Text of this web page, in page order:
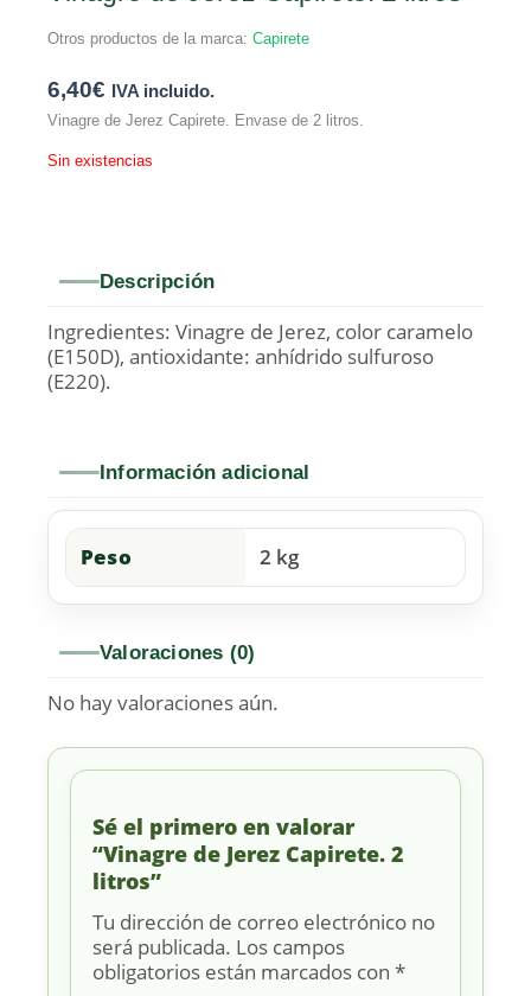
Otros productos de la marca: Capirete
6,40€ IVA incluido.
Vinagre de Jerez Capirete. Envase de 2 litros.
Sin existencias
Descripción
Ingredientes: Vinagre de Jerez, color caramelo
(E150D), antioxidante: anhídrido sulfuroso
(E220).
Información adicional
Peso 2 kg
Valoraciones (0)
No hay valoraciones aún.
Sé el primero en valorar
“Vinagre de Jerez Capirete. 2
litros”
Tu dirección de correo electrónico no
será publicada. Los campos
obligatorios están marcados con *